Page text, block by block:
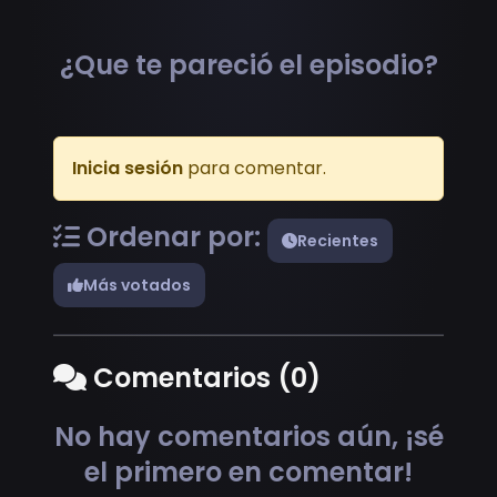
¿Que te pareció el episodio?
Inicia sesión para comentar.
Ordenar por:
Recientes
Más votados
Comentarios (0)
No hay comentarios aún, ¡sé
el primero en comentar!